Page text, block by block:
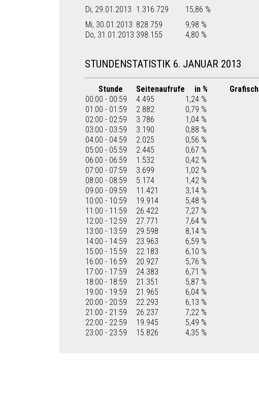
Di, 29.01.2013 1.316.729 15,86 %
Mi, 30.01.2013 828.759 9,98 %
Do, 31.01.2013 398.155 4,80 %
STUNDENSTATISTIK 6. JANUAR 2013
Stunde Seitenaufrufe in % Grafisch
00:00 - 00:59
4.495 1,24 %
01:00 - 01:59
2.882 0,79 %
02:00 - 02:59
3.786 1,04 %
03:00 - 03:59
3.190 0,88 %
04:00 - 04:59
2.025 0,56 %
05:00 - 05:59
2.445 0,67 %
06:00 - 06:59
1.532 0,42 %
07:00 - 07:59
3.699 1,02 %
08:00 - 08:59
5.174 1,42 %
09:00 - 09:59
11.421 3,14 %
10:00 - 10:59
19.914 5,48 %
11:00 - 11:59
26.422 7,27 %
12:00 - 12:59
27.771 7,64 %
13:00 - 13:59
29.598 8,14 %
14:00 - 14:59
23.963 6,59 %
15:00 - 15:59
22.183 6,10 %
16:00 - 16:59
20.927 5,76 %
17:00 - 17:59
24.383 6,71 %
18:00 - 18:59
21.351 5,87 %
19:00 - 19:59
21.965 6,04 %
20:00 - 20:59
22.293 6,13 %
21:00 - 21:59
26.237 7,22 %
22:00 - 22:59
19.945 5,49 %
23:00 - 23:59
15.826 4,35 %